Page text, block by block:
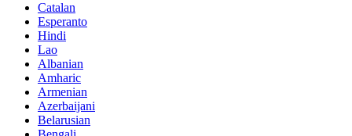
Catalan
Esperanto
Hindi
Lao
Albanian
Amharic
Armenian
Azerbaijani
Belarusian